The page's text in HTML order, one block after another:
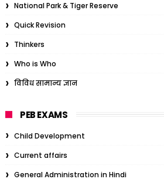
National Park & Tiger Reserve
Quick Revision
Thinkers
Who is Who
विविध सामान्य ज्ञान
PEB EXAMS
Child Development
Current affairs
General Administration in Hindi